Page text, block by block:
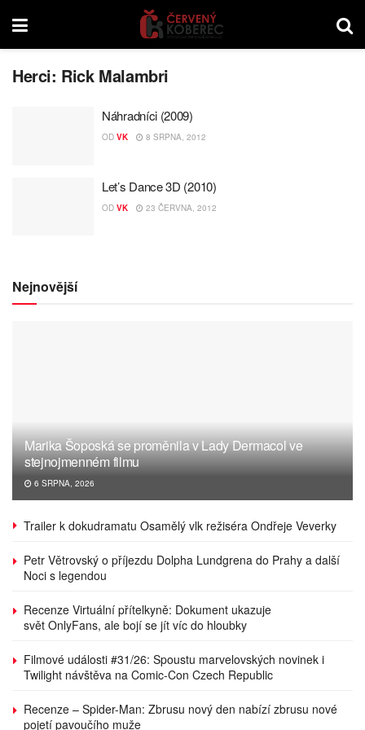
Herci: Rick Malambri
Náhradníci (2009)
OD VK 8 SRPNA, 2012
Let’s Dance 3D (2010)
OD VK 23 ČERVNA, 2012
Nejnovější
Marika Šoposká se proměnila v Lady Dermacol ve
stejnojmenném filmu
6 SRPNA, 2026
Trailer k dokudramatu Osamělý vlk režiséra Ondřeje Veverky
Petr Větrovský o příjezdu Dolpha Lundgrena do Prahy a další
Noci s legendou
Recenze Virtuální přítelkyně: Dokument ukazuje
svět OnlyFans, ale bojí se jít víc do hloubky
Filmové události #31/26: Spoustu marvelovských novinek i
Twilight návštěva na Comic-Con Czech Republic
Recenze – Spider-Man: Zbrusu nový den nabízí zbrusu nové
pojetí pavoučího muže